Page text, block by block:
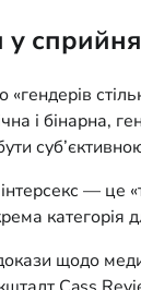
і бінарна,
— це
категорія
щодо